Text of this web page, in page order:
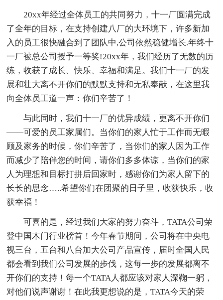
20xx年经过全体员工的共同努力，十一厂圆满完成
了全年的目标，在支持创建八厂的大环境下，许多新加
入的员工很快融合到了团队中,公司依然稳健增长.年终十
一厂被总公司授予一等奖!20xx年，我们经历了无数的历
练，收获了成长、快乐、幸福和满足。我们十一厂的发
展和壮大离不开你们的默默支持和无私奉献，在这里我
向全体员工道一声：你们辛苦了！
与此同时，我们十一厂的优异成绩，更离不开你们
——可爱的员工家属们。当你们的家人忙于工作而无暇
顾及家务的时候，你们辛苦了，当你们的家人因为工作
而减少了陪伴您的时间，请你们多多体谅，当你们的家
人为理想和目标打拼后回家时，感谢你们为家人留下的
长长的思念…..希望你们在团聚的日子里，收获快乐，收
获幸福！
可喜的是，经过我们大家的努力奋斗，TATA公司荣
登中国木门行业榜首！今年春节期间，公司将在中央电
视三台，五台和八台加大公司产品宣传，届时全国人民
都会看到我们公司发展的步伐，这每一步的发展都离不
开你们的支持！每一个TATA人都应该对家人深鞠一躬，
对他们说声谢谢！在此我更想说的是，TATA今天的荣